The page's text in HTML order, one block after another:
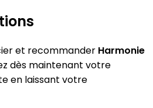
et recommander Harmonie
dès maintenant votre
en laissant votre